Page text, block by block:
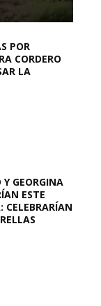
POR
CORDERO
LA
GEORGINA
ESTE
CELEBRARÍAN